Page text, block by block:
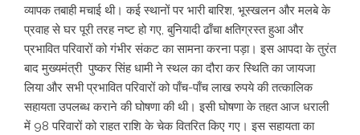
व्यापक तबाही मचाई थी। कई स्थानों पर भारी बारिश, भूस्खलन और मलबे के
प्रवाह से घर पूरी तरह नष्ट हो गए, बुनियादी ढाँचा क्षतिग्रस्त हुआ और
प्रभावित परिवारों को गंभीर संकट का सामना करना पड़ा। इस आपदा के तुरंत
बाद मुख्यमंत्री पुष्कर सिंह धामी ने स्थल का दौरा कर स्थिति का जायजा
लिया और सभी प्रभावित परिवारों को पाँच-पाँच लाख रुपये की तत्कालिक
सहायता उपलब्ध कराने की घोषणा की थी। इसी घोषणा के तहत आज धराली
में 98 परिवारों को राहत राशि के चेक वितरित किए गए। इस सहायता का